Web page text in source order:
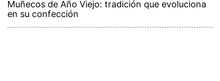
Muñecos de Año Viejo: tradición que evoluciona
en su confección